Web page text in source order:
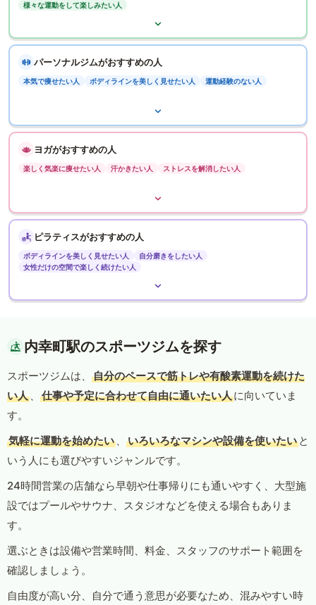
様々な運動をして楽しみたい人
パーソナルジムがおすすめの人
本気で痩せたい人 ボディラインを美しく見せたい人 運動経験のない人
ヨガがおすすめの人
楽しく気楽に痩せたい人 汗かきたい人 ストレスを解消したい人
ピラティスがおすすめの人
ボディラインを美しく見せたい人
自分磨きをしたい人
女性だけの空間で楽しく続けたい人
内幸町駅のスポーツジムを探す
スポーツジムは、
自分のペースで筋トレや有酸素運動を続けた
い人 、 仕事や予定に合わせて自由に通いたい人に向いていま
す。
気軽に運動を始めたい 、 いろいろなマシンや設備を使いたい と
いう人にも選びやすいジャンルです。
24時間営業の店舗なら早朝や仕事帰りにも通いやすく、大型施
設ではプールやサウナ、スタジオなどを使える場合もありま
す。
選ぶときは設備や営業時間、料金、スタッフのサポート範囲を
確認しましょう。
自由度が高い分、自分で通う意思が必要なため、混みやすい時